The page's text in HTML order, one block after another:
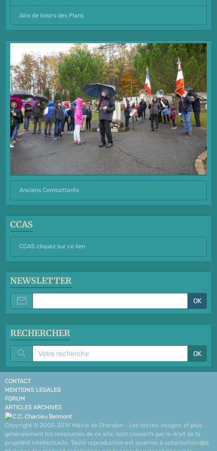
Aire de loisirs des Plans
Anciens Combattants
CCAS
CCAS cliquez sur ce lien
NEWSLETTER
OK
RECHERCHER
OK
CONTACT
MENTIONS LEGALES
FORUM
ARTICLES ARCHIVES
Copyright © 2005-2014 Mairie de Chandon - Les textes, images, et plus
généralement les ressources de ce site, sont couverts par le droit de la
propriété intellectuelle. Toute reproduction est soumise à autorisation des